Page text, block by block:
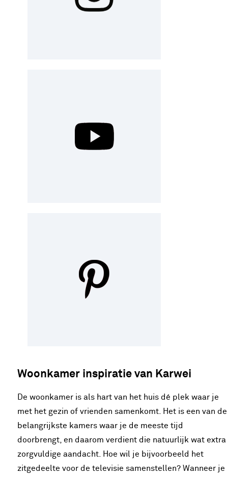
Woonkamer inspiratie van Karwei
De woonkamer is als hart van het huis dé plek waar je
met het gezin of vrienden samenkomt. Het is een van de
belangrijkste kamers waar je de meeste tijd
doorbrengt, en daarom verdient die natuurlijk wat extra
zorgvuldige aandacht. Hoe wil je bijvoorbeeld het
zitgedeelte voor de televisie samenstellen? Wanneer je